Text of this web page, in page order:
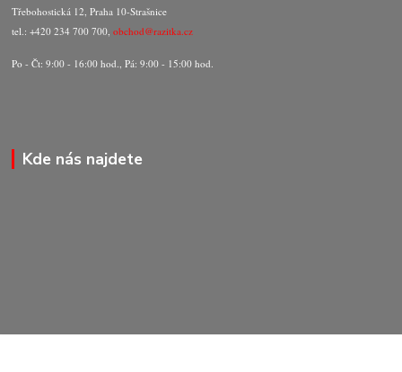
Třebohostická 12, Praha 10-Strašnice
tel.: +420 234 700 700,obchod@razitka.cz
Po - Čt: 9:00 - 16:00 hod., Pá: 9:00 - 15:00 hod.
Kde nás najdete